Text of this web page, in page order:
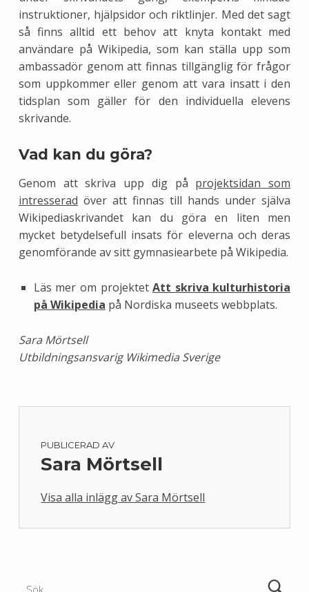
instruktioner, hjälpsidor och riktlinjer. Med det sagt
så finns alltid ett behov att knyta kontakt med
användare på Wikipedia, som kan ställa upp som
ambassadör genom att finnas tillgänglig för frågor
som uppkommer eller genom att vara insatt i den
tidsplan som gäller för den individuella elevens
skrivande.
Vad kan du göra?
Genom att skriva upp dig på projektsidan som
intresserad över att finnas till hands under själva
Wikipediaskrivandet kan du göra en liten men
mycket betydelsefull insats för eleverna och deras
genomförande av sitt gymnasiearbete på Wikipedia.
Läs mer om projektetAtt skriva kulturhistoria
på Wikipedia på Nordiska museets webbplats.
Sara Mörtsell
Utbildningsansvarig Wikimedia Sverige
PUBLICERAD AV
Sara Mörtsell
Visa alla inlägg av Sara Mörtsell
Skip back to main navigation